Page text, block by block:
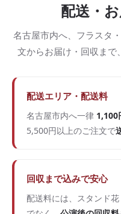
配送・
名古屋市内へ、フラスタ
文からお届け・回収まで
配送エリア・配送料
名古屋市内へ一律 1,100
5,500円以上のご注文で
回収まで込みで安心
配送料には、スタンド